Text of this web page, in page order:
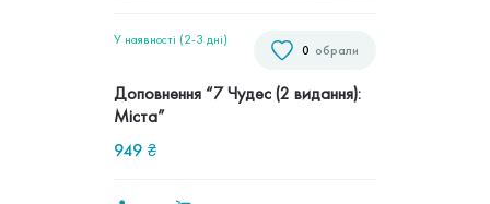
обрали
0
У наявності (2-3 дні)
Доповнення “7 Чудес (2 видання):
Міста”
949 ₴